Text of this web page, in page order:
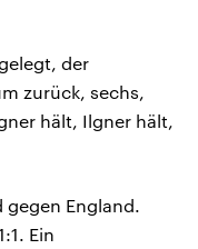
der
zurück, sechs,
hält, Ilgner hält,
gegen England.
Ein